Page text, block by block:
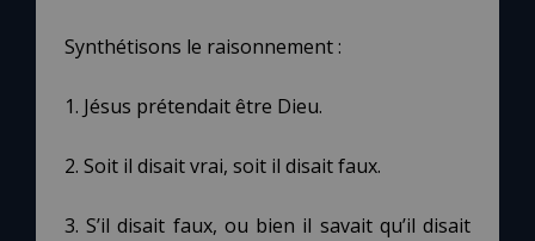
Synthétisons le raisonnement :
1. Jésus prétendait être Dieu.
2. Soit il disait vrai, soit il disait faux.
3. S’il disait faux, ou bien il savait qu’il disait